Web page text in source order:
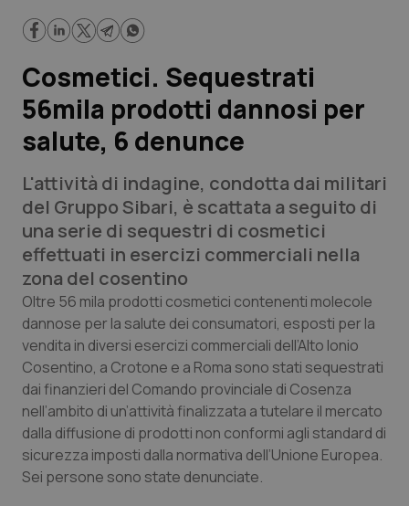
Regioni e Asl
Lavoro e Professioni
Scienza e Farmaci
Studi e Analisi
Lettere al direttore
Edizioni Regionali
QS Pro
Professionisti Sanitari.AI
Abruzzo
Basilicata
Calabria
QS Pro Gold
Artrite & artrosi
Asma & BPCO
QS Club Newsletter
Cosmetici. Sequestrati
56mila prodotti dannosi per
salute, 6 denunce
L'attività di indagine, condotta dai militari
del Gruppo Sibari, è scattata a seguito di
una serie di sequestri di cosmetici
effettuati in esercizi commerciali nella
zona del cosentino
Oltre 56 mila prodotti cosmetici contenenti molecole
dannose per la salute dei consumatori, esposti per la
vendita in diversi esercizi commerciali dell’Alto Ionio
Cosentino, a Crotone e a Roma sono stati sequestrati
dai finanzieri del Comando provinciale di Cosenza
nell’ambito di un’attività finalizzata a tutelare il mercato
dalla diffusione di prodotti non conformi agli standard di
sicurezza imposti dalla normativa dell’Unione Europea.
Sei persone sono state denunciate.